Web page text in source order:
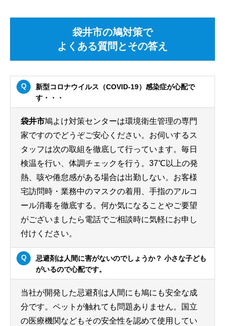
袋井市の鳩対策で
よくある質問とその答え
新型コロナウイルス（COVID-19）感染症が心配で
す・・・
袋井市鳩よけ対策センターは環境衛生管理の専門
家ですのでどうぞご安心ください。お伺いするス
タッフは次の取組を徹底して行っています。毎日
検温を行い、体調チェックを行う。37℃以上の発
熱、咳や倦怠感がある場合は出勤しない。お客様
宅訪問時・業務中のマスクの着用、手指のアルコ
ール消毒を徹底する。何か気になることやご要望
がございましたら電話でご相談時に気軽にお申し
付けください。
忌避剤は人間に害がないのでしょうか？ 小さな子ども
がいるので心配です。
当社が開発した忌避剤は人間にも鳩にも安全な成
分です。ペットが触れても問題ありません。国立
の医療機関などもその安全性を認めて使用してい